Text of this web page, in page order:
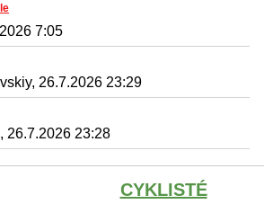
7:05
26.7.2026 23:29
26.7.2026 23:28
CYKLISTÉ